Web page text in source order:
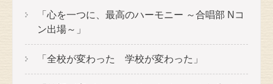
「心を一つに、最高のハーモニー ～合唱部 Nコ
ン出場～」
「全校が変わった 学校が変わった」